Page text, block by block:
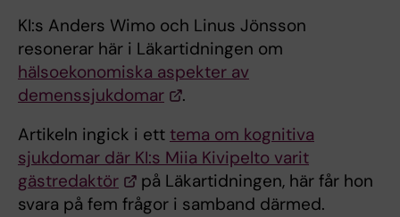
KI:s Anders Wimo och Linus Jönsson
resonerar här i Läkartidningen om
hälsoekonomiska aspekter av
demenssjukdomar
.
Artikeln ingick i ett tema om kognitiva
sjukdomar där KI:s Miia Kivipelto varit
gästredaktör
på Läkartidningen, här får hon
svara på fem frågor i samband därmed.